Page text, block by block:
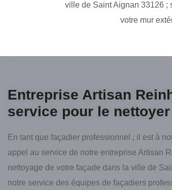
ville de Saint Aignan 33126 ;
votre mur
Entreprise Artisan
service pour le
En tant que façadier professionnel ; il est à
appel au service de notre entreprise Artisan
nettoyage de votre façade dans la ville de
notre service des équipes de façadiers